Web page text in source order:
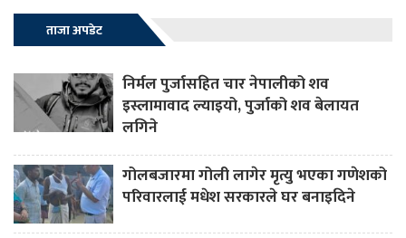
ताजा अपडेट
निर्मल पुर्जासहित चार नेपालीको शव
इस्लामावाद ल्याइयो, पुर्जाको शव बेलायत
लगिने
गोलबजारमा गोली लागेर मृत्यु भएका गणेशको
परिवारलाई मधेश सरकारले घर बनाइदिने